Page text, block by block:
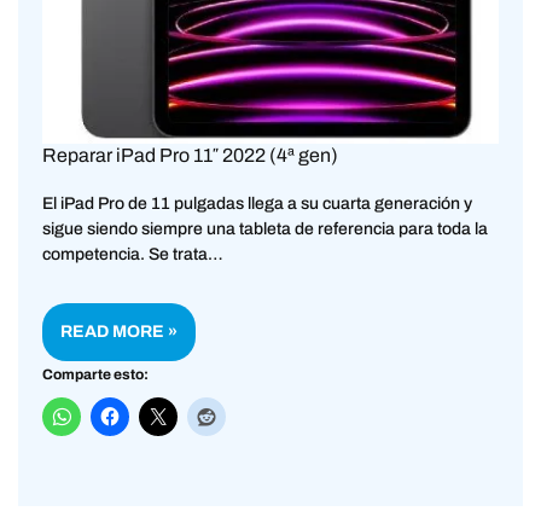
Reparar iPad Pro 11″ 2022 (4ª gen)
El iPad Pro de 11 pulgadas llega a su cuarta generación y
sigue siendo siempre una tableta de referencia para toda la
competencia. Se trata…
READ MORE »
Comparte esto: